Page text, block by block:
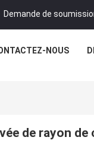
Demande de
NOUS
de rayon de